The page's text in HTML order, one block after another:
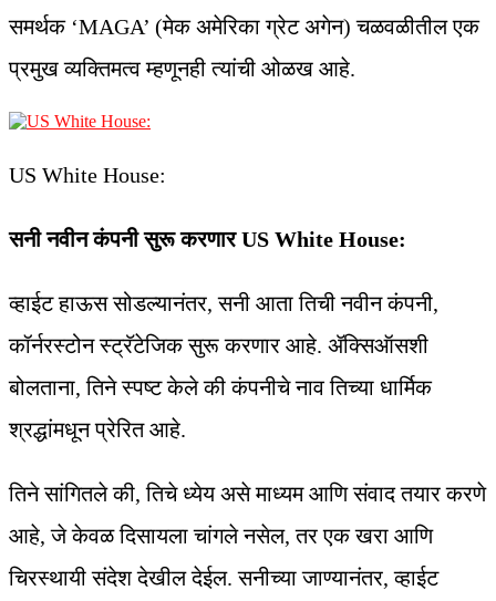
समर्थक ‘MAGA’ (मेक अमेरिका ग्रेट अगेन) चळवळीतील एक
प्रमुख व्यक्तिमत्व म्हणूनही त्यांची ओळख आहे.
US White House:
सनी नवीन कंपनी सुरू करणार US White House:
व्हाईट हाऊस सोडल्यानंतर, सनी आता तिची नवीन कंपनी,
कॉर्नरस्टोन स्ट्रॅटेजिक सुरू करणार आहे. ॲक्सिऑसशी
बोलताना, तिने स्पष्ट केले की कंपनीचे नाव तिच्या धार्मिक
श्रद्धांमधून प्रेरित आहे.
तिने सांगितले की, तिचे ध्येय असे माध्यम आणि संवाद तयार करणे
आहे, जे केवळ दिसायला चांगले नसेल, तर एक खरा आणि
चिरस्थायी संदेश देखील देईल. सनीच्या जाण्यानंतर, व्हाईट